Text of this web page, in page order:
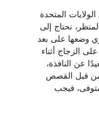
150 مليون طائر كل عام في الولايات المتحدة
نحتاج إلى
وضعها على بعد
الزجاج أثناء
عن النافذة،
من قبل القصص
فيجب